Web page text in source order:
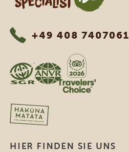
+49 408 7407061
HIER FINDEN SIE UNS